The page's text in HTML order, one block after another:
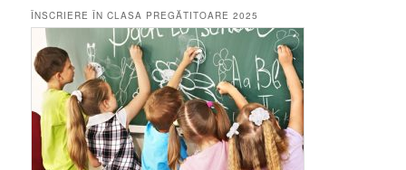
ÎNSCRIERE ÎN CLASA PREGĂTITOARE 2025